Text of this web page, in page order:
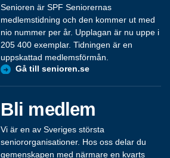
Senioren är SPF Seniorernas
medlemstidning och den kommer ut med
nio nummer per år. Upplagan är nu uppe i
205 400 exemplar. Tidningen är en
uppskattad medlemsförmån.
Gå till senioren.se
Bli medlem
Vi är en av Sveriges största
seniororganisationer. Hos oss delar du
gemenskapen med närmare en kvarts